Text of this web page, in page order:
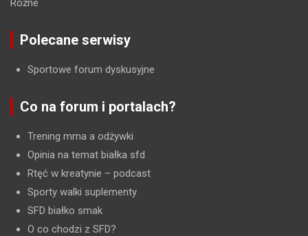
Różne
Polecane serwisy
Sportowe forum dyskusyjne
Co na forum i portalach?
Trening mma a odżywki
Opinia na temat białka sfd
Rtęć w kreatynie – podcast
Sporty walki suplementy
SFD białko smak
O co chodzi z SFD?